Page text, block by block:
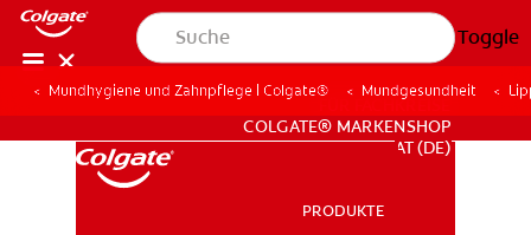
Toggle
FÜR FACHKREISE
COLGATE® MARKENSHOP
AT (DE)
PRODUKTE
Mundhygiene und Zahnpflege | Colgate® Mundgesundheit